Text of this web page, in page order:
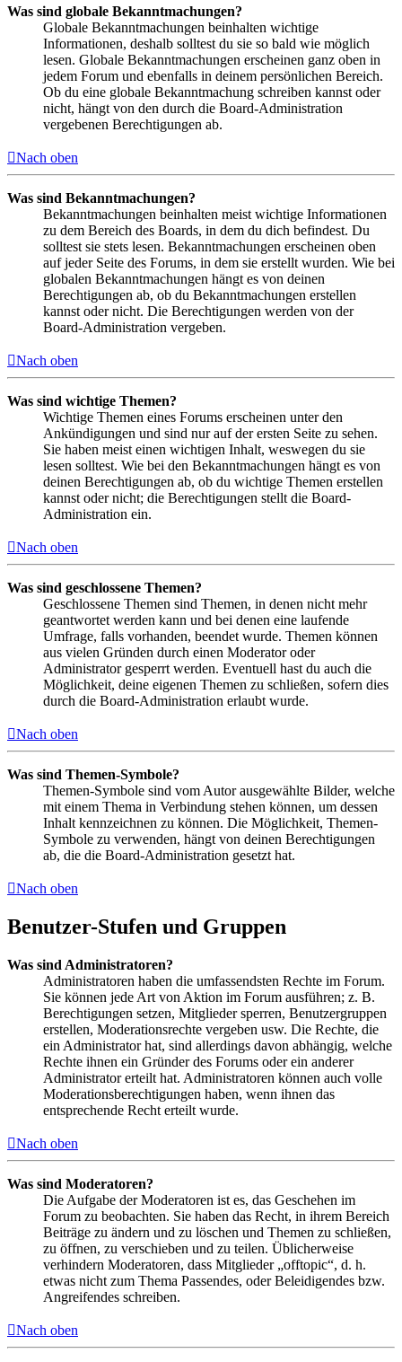
Was sind globale Bekanntmachungen?
Globale Bekanntmachungen beinhalten wichtige
Informationen, deshalb solltest du sie so bald wie möglich
lesen. Globale Bekanntmachungen erscheinen ganz oben in
jedem Forum und ebenfalls in deinem persönlichen Bereich.
Ob du eine globale Bekanntmachung schreiben kannst oder
nicht, hängt von den durch die Board-Administration
vergebenen Berechtigungen ab.
Nach oben
Was sind Bekanntmachungen?
Bekanntmachungen beinhalten meist wichtige Informationen
zu dem Bereich des Boards, in dem du dich befindest. Du
solltest sie stets lesen. Bekanntmachungen erscheinen oben
auf jeder Seite des Forums, in dem sie erstellt wurden. Wie bei
globalen Bekanntmachungen hängt es von deinen
Berechtigungen ab, ob du Bekanntmachungen erstellen
kannst oder nicht. Die Berechtigungen werden von der
Board-Administration vergeben.
Nach oben
Was sind wichtige Themen?
Wichtige Themen eines Forums erscheinen unter den
Ankündigungen und sind nur auf der ersten Seite zu sehen.
Sie haben meist einen wichtigen Inhalt, weswegen du sie
lesen solltest. Wie bei den Bekanntmachungen hängt es von
deinen Berechtigungen ab, ob du wichtige Themen erstellen
kannst oder nicht; die Berechtigungen stellt die Board-
Administration ein.
Nach oben
Was sind geschlossene Themen?
Geschlossene Themen sind Themen, in denen nicht mehr
geantwortet werden kann und bei denen eine laufende
Umfrage, falls vorhanden, beendet wurde. Themen können
aus vielen Gründen durch einen Moderator oder
Administrator gesperrt werden. Eventuell hast du auch die
Möglichkeit, deine eigenen Themen zu schließen, sofern dies
durch die Board-Administration erlaubt wurde.
Nach oben
Was sind Themen-Symbole?
Themen-Symbole sind vom Autor ausgewählte Bilder, welche
mit einem Thema in Verbindung stehen können, um dessen
Inhalt kennzeichnen zu können. Die Möglichkeit, Themen-
Symbole zu verwenden, hängt von deinen Berechtigungen
ab, die die Board-Administration gesetzt hat.
Nach oben
Benutzer-Stufen und Gruppen
Was sind Administratoren?
Administratoren haben die umfassendsten Rechte im Forum.
Sie können jede Art von Aktion im Forum ausführen; z. B.
Berechtigungen setzen, Mitglieder sperren, Benutzergruppen
erstellen, Moderationsrechte vergeben usw. Die Rechte, die
ein Administrator hat, sind allerdings davon abhängig, welche
Rechte ihnen ein Gründer des Forums oder ein anderer
Administrator erteilt hat. Administratoren können auch volle
Moderationsberechtigungen haben, wenn ihnen das
entsprechende Recht erteilt wurde.
Nach oben
Was sind Moderatoren?
Die Aufgabe der Moderatoren ist es, das Geschehen im
Forum zu beobachten. Sie haben das Recht, in ihrem Bereich
Beiträge zu ändern und zu löschen und Themen zu schließen,
zu öffnen, zu verschieben und zu teilen. Üblicherweise
verhindern Moderatoren, dass Mitglieder „offtopic“, d. h.
etwas nicht zum Thema Passendes, oder Beleidigendes bzw.
Angreifendes schreiben.
Nach oben